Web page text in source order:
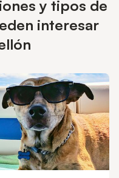
NO se permiten
de los interiores y
la variedad de
y tipos de
interesar